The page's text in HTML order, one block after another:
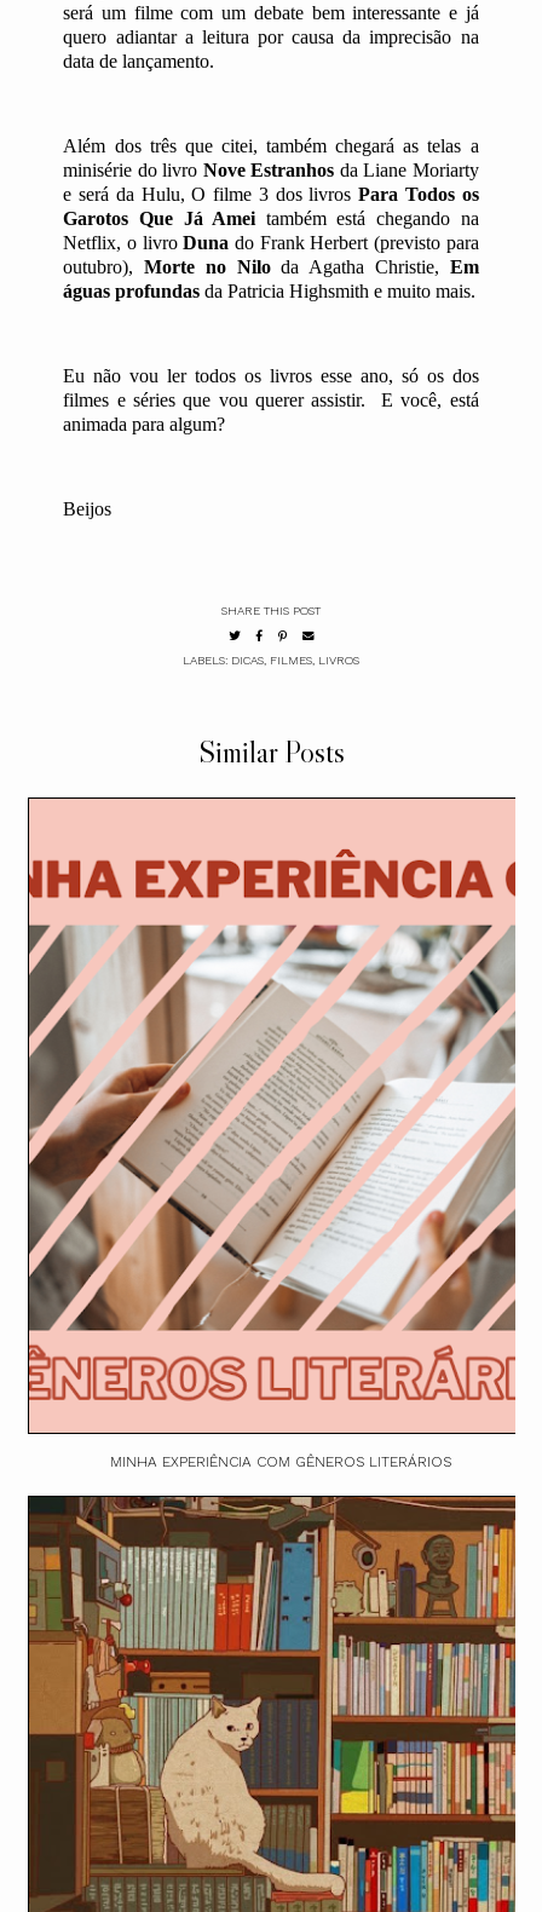
será um filme com um debate bem interessante e já
quero adiantar a leitura por causa da imprecisão na
data de lançamento.
Além dos três que citei, também chegará as telas a
minisérie do livro Nove Estranhos da Liane Moriarty
e será da Hulu, O filme 3 dos livrosPara Todos os
Garotos Que Já Amei também está chegando na
Netflix, o livroDuna do Frank Herbert (previsto para
outubro),Morte no Niloda Agatha Christie, Em
águas profundas da Patricia Highsmith e muito mais.
Eu não vou ler todos os livros esse ano, só os dos
filmes e séries que vou querer assistir.
E você, está
animada para algum?
Beijos
SHARE THIS POST
LABELS: DICAS FILMES LIVROS
Similar Posts
MINHA EXPERIÊNCIA COM GÊNEROS LITERÁRIOS